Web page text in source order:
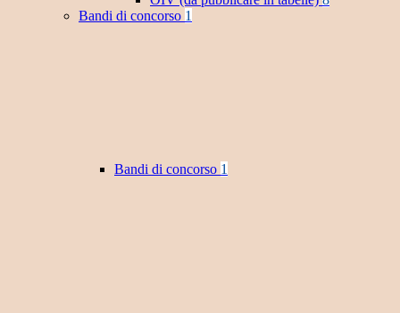
Bandi di concorso 1
Bandi di concorso 1